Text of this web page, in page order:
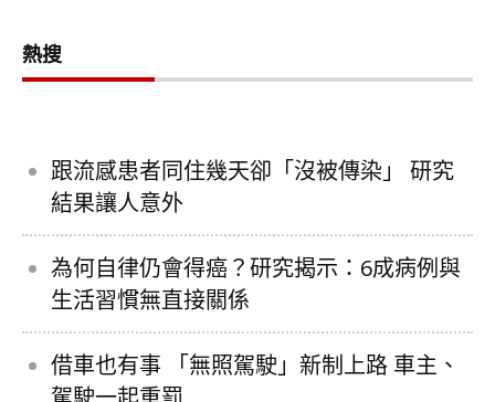
熱搜
跟流感患者同住幾天卻「沒被傳染」 研究
結果讓人意外
為何自律仍會得癌？研究揭示：6成病例與
生活習慣無直接關係
借車也有事 「無照駕駛」新制上路 車主、